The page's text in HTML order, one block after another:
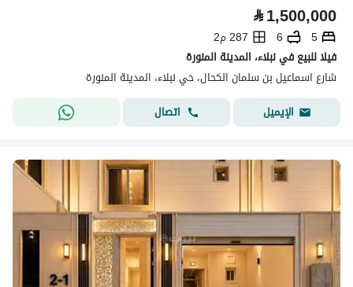
⃁1,500,000
5
6
287 م2
فيلا للبيع في نبلاء، المدينة المنورة
شارع اسماعيل بن سلمان الكحال، حي نبلاء، المدينة المنورة
الإيميل
اتصال